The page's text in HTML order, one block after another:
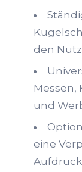
den
Messen,
und
eine